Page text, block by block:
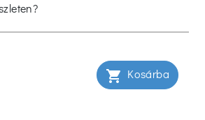
shopping_cart Kosárba